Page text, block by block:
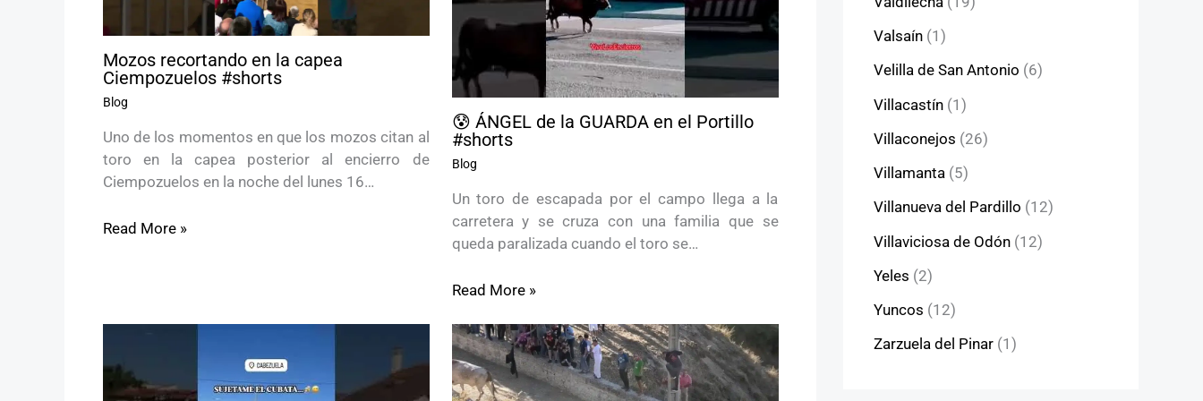
Mozos recortando en la capea
Ciempozuelos #shorts
Blog
Uno de los momentos en que los mozos citan al
toro en la capea posterior al encierro de
Ciempozuelos en la noche del lunes 16…
Read More »
😰 ÁNGEL de la GUARDA en el Portillo
#shorts
Blog
Un toro de escapada por el campo llega a la
carretera y se cruza con una familia que se
queda paralizada cuando el toro se…
Read More »
Valsaín (1)
Velilla de San Antonio (6)
Villacastín (1)
Villaconejos (26)
Villamanta (5)
Villanueva del Pardillo (12)
Villaviciosa de Odón (12)
Yeles (2)
Yuncos (12)
Zarzuela del Pinar (1)